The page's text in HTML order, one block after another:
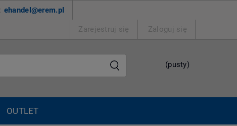
ehandel@erem.pl
Zarejestruj się Zaloguj się
(pusty)
OUTLET